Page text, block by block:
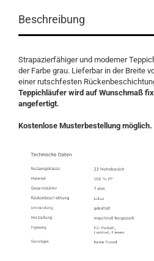
Beschreibung
Strapazierfähiger und moderner
der Farbe grau. Lieferbar in der Breite
einer rutschfesten
Teppichläufer wird auf Wunschmaß
angefertigt.
Kostenlose Musterbestellung möglich.